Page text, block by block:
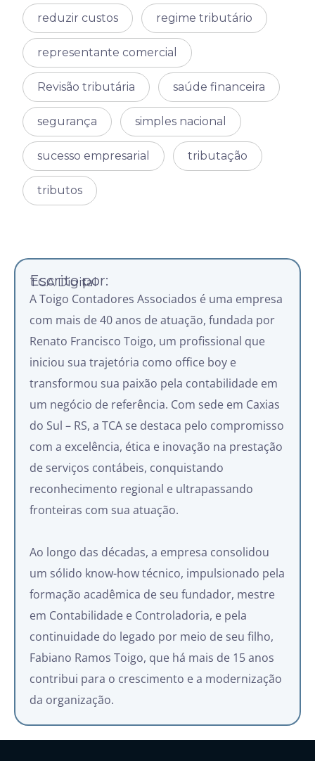
reduzir custos regime tributário
representante comercial
Revisão tributária saúde financeira
segurança simples nacional
sucesso empresarial tributação
tributos
Escrito por:
TCA Digital
A Toigo Contadores Associados é uma empresa
com mais de 40 anos de atuação, fundada por
Renato Francisco Toigo, um profissional que
iniciou sua trajetória como office boy e
transformou sua paixão pela contabilidade em
um negócio de referência. Com sede em Caxias
do Sul – RS, a TCA se destaca pelo compromisso
com a excelência, ética e inovação na prestação
de serviços contábeis, conquistando
reconhecimento regional e ultrapassando
fronteiras com sua atuação.
Ao longo das décadas, a empresa consolidou
um sólido know-how técnico, impulsionado pela
formação acadêmica de seu fundador, mestre
em Contabilidade e Controladoria, e pela
continuidade do legado por meio de seu filho,
Fabiano Ramos Toigo, que há mais de 15 anos
contribui para o crescimento e a modernização
da organização.